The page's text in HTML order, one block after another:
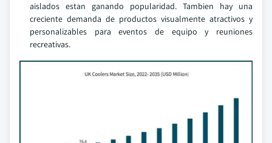
aislados estan ganando popularidad. Tambien hay una
creciente demanda de productos visualmente atractivos y
personalizables para eventos de equipo y reuniones
recreativas.